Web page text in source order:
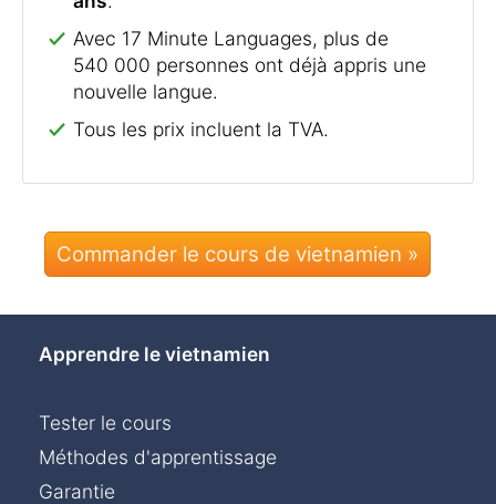
Avec 17 Minute Languages, plus de
540 000 personnes ont déjà appris une
nouvelle langue.
Tous les prix incluent la TVA.
Commander le cours de vietnamien »
Apprendre le vietnamien
Tester le cours
Méthodes d'apprentissage
Garantie